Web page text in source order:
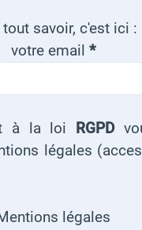
tout savoir, c'est ici :
votre email *
à la loi RGPD
légales
légales